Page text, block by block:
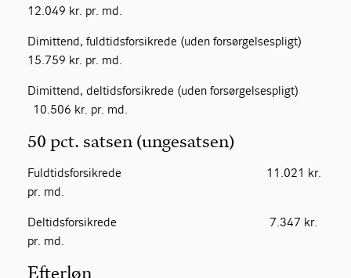
12.049 kr. pr. md.
Dimittend, fuldtidsforsikrede (uden forsørgelsespligt)
15.759 kr. pr. md.
Dimittend, deltidsforsikrede (uden forsørgelsespligt)
10.506 kr. pr. md.
50 pct. satsen (ungesatsen)
Fuldtidsforsikrede 11.021 kr.
pr. md.
Deltidsforsikrede 7.347 kr.
pr. md.
Efterløn